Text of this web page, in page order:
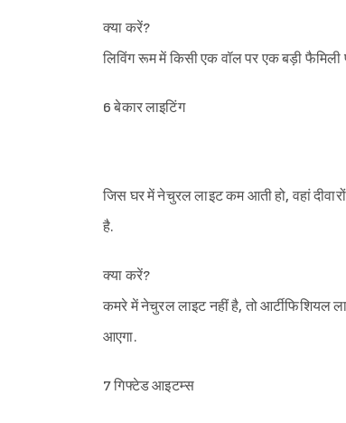
क्या करें?
लिविंग रूम में किसी एक वॉल पर एक बड़ी
6 बेकार लाइटिंग
जिस घर में नेचुरल लाइट कम आती हो, वहां
है.
क्या करें?
कमरे में नेचुरल लाइट नहीं है, तो
आएगा.
7 गिफ्टेड आइटम्स